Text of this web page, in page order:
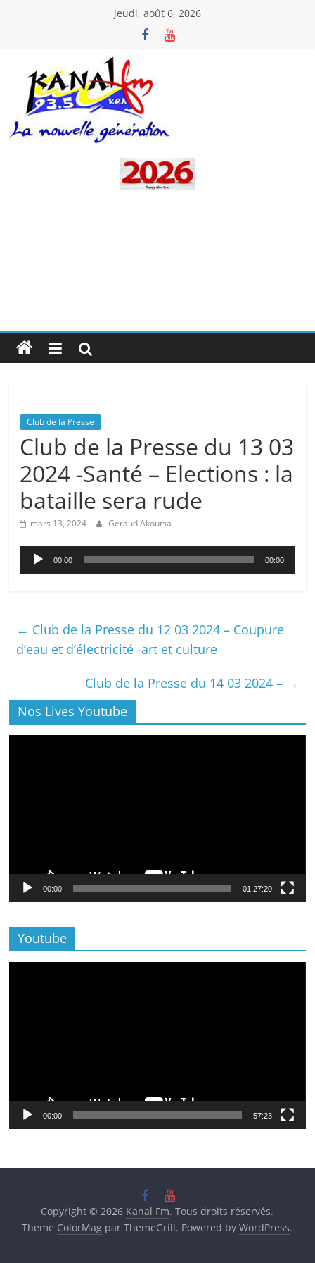
jeudi, août 6, 2026
Kanal
Club de la Presse
Club de la Presse du 13 03
2024 -Santé – Elections : la
bataille sera rude
mars 13, 2024 Geraud Akoutsa
Lecteur
audio
00:00 00:00
← Club de la Presse du 12 03 2024 – Coupure
d’eau et d’électricité -art et culture
Club de la Presse du 14 03 2024 – →
Nos Lives Youtube
00:00 01:27:20
Youtube
00:00 57:23
Copyright © 2026 Kanal Fm. Tous droits réservés.
Theme ColorMag par ThemeGrill. Powered byWordPress.